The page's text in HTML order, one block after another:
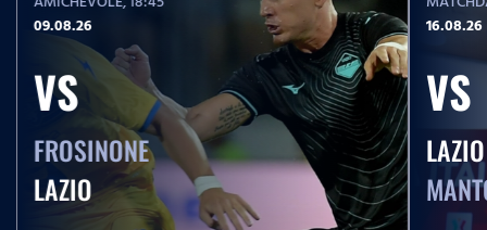
09.08.26
VS
FROSINONE
LAZIO
16.08.26
VS
LAZIO